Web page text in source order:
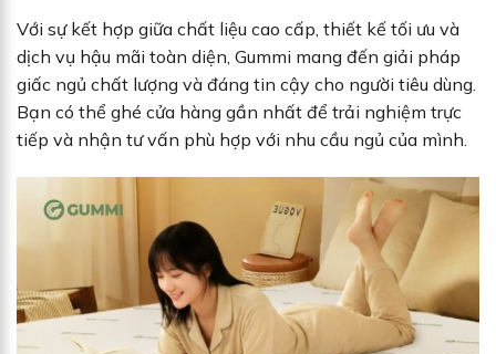
Với sự kết hợp giữa chất liệu cao cấp, thiết kế tối ưu và
dịch vụ hậu mãi toàn diện, Gummi mang đến giải pháp
giấc ngủ chất lượng và đáng tin cậy cho người tiêu dùng.
Bạn có thể ghé cửa hàng gần nhất để trải nghiệm trực
tiếp và nhận tư vấn phù hợp với nhu cầu ngủ của mình.